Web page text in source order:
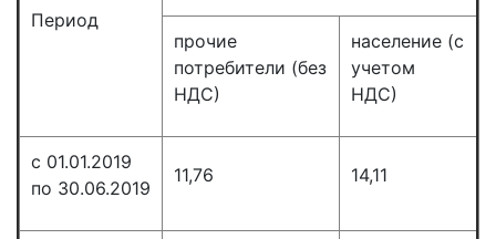
Период
прочие
потребители (без
НДС)
население (с
учетом
НДС)
с 01.01.2019
по 30.06.2019
11,76 14,11